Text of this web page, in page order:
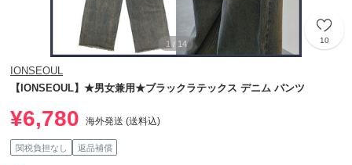
1 / 14 10
IONSEOUL
【IONSEOUL】★男女兼用★ブラックラテックス デニム パンツ
¥6,780 海外発送 (送料込)
関税負担なし 返品補償